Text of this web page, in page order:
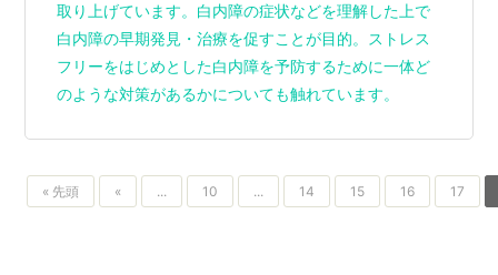
取り上げています。白内障の症状などを理解した上で
白内障の早期発見・治療を促すことが目的。ストレス
フリーをはじめとした白内障を予防するために一体ど
のような対策があるかについても触れています。
« 先頭 « ... 10 ... 14 15 16 17